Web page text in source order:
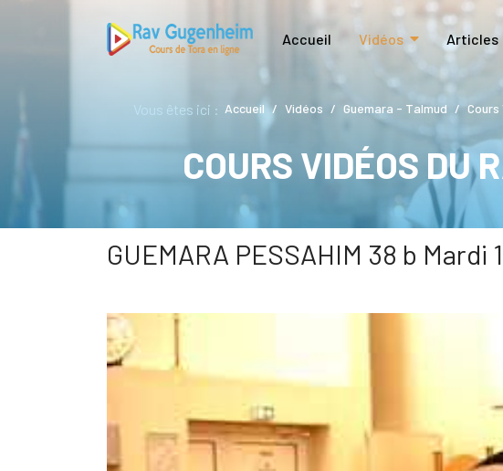
Accueil Vidéos Articles
Vous êtes ici : Accueil Vidéos Guemara - Talmud Cours
COURS VIDÉOS DU
GUEMARA PESSAHIM 38 b